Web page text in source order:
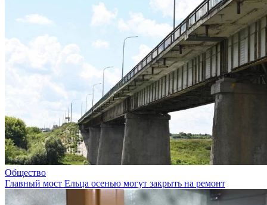
Общество
Главный мост Ельца осенью могут закрыть на ремонт